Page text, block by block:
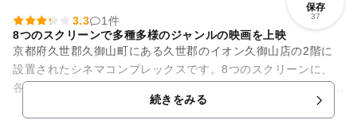
保存
37
3.3
1件
8つのスクリーンで多種多様のジャンルの映画を上映
京都府久世郡久御山町にある久世郡のイオン久御山店の2階に
設置されたシネマコンプレックスです。8つのスクリーンに、
各々124席から514席の座席を設けています。国内、海外を問わ
続きをみる